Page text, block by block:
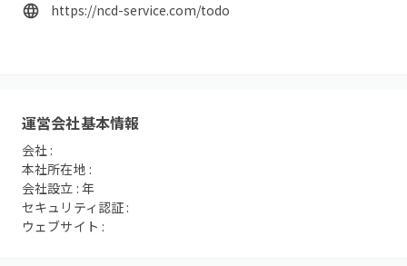
https://ncd-service.com/todo
運営会社基本情報
会社 :
本社所在地 :
会社設立 : 年
セキュリティ認証 :
ウェブサイト :